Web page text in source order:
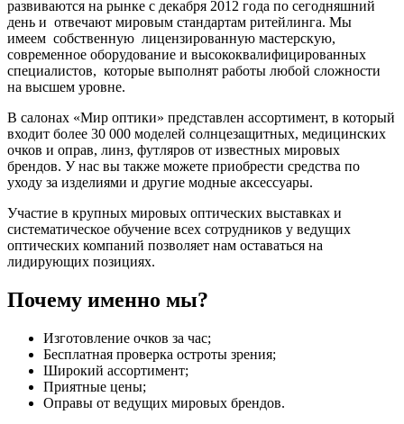
развиваются на рынке с декабря 2012 года по сегодняшний
день и отвечают мировым стандартам ритейлинга. Мы
имеем собственную лицензированную мастерскую,
современное оборудование и высококвалифицированных
специалистов, которые выполнят работы любой сложности
на высшем уровне.
В салонах «Мир оптики» представлен ассортимент, в который
входит более 30 000 моделей солнцезащитных, медицинских
очков и оправ, линз, футляров от известных мировых
брендов. У нас вы также можете приобрести средства по
уходу за изделиями и другие модные аксессуары.
Участие в крупных мировых оптических выставках и
систематическое обучение всех сотрудников у ведущих
оптических компаний позволяет нам оставаться на
лидирующих позициях.
Почему именно мы?
Изготовление очков за час;
Бесплатная проверка остроты зрения;
Широкий ассортимент;
Приятные цены;
Оправы от ведущих мировых брендов.